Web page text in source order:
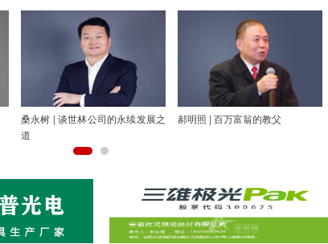
桑永树 | 谈世林公司的永续发展之
道
郝明照 | 百万富翁的教父